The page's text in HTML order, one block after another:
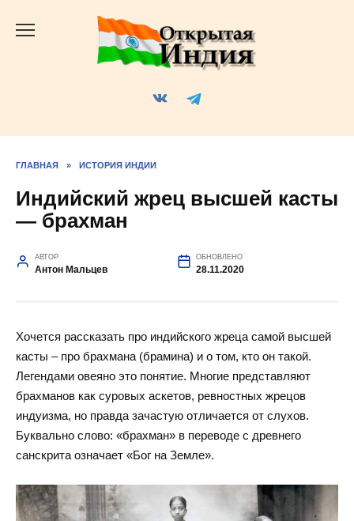
ГЛАВНАЯ » ИСТОРИЯ ИНДИИ
Индийский жрец высшей касты
— брахман
АВТОР
Антон Мальцев
ОБНОВЛЕНО
28.11.2020
Хочется рассказать про индийского жреца самой высшей
касты – про брахмана (брамина) и о том, кто он такой.
Легендами овеяно это понятие. Многие представляют
брахманов как суровых аскетов, ревностных жрецов
индуизма, но правда зачастую отличается от слухов.
Буквально слово: «брахман» в переводе с древнего
санскрита означает «Бог на Земле».